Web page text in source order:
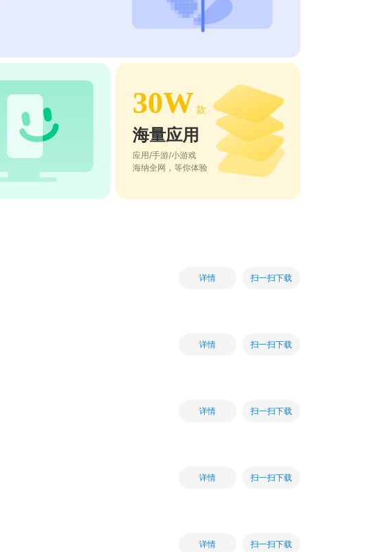
30W 款
海量应用
应用/手游/小游戏
海纳全网，等你体验
详情 扫一扫下载
详情 扫一扫下载
详情 扫一扫下载
详情 扫一扫下载
详情 扫一扫下载